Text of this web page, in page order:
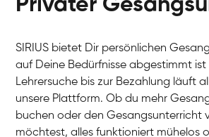
Anna
Gesang / Vocal
Gesang / Vocal
Gesang / Vocal
Gesang / Vocal
Gesang / Vocal
Gesang / Vocal
Privater
SIRIUS bietet Dir persönlichen
auf Deine Bedürfnisse abgestimmt
Lehrersuche bis zur Bezahlung läuft
unsere Plattform. Ob du mehr
buchen oder den Gesangsunterricht
möchtest, alles funktioniert mühelos